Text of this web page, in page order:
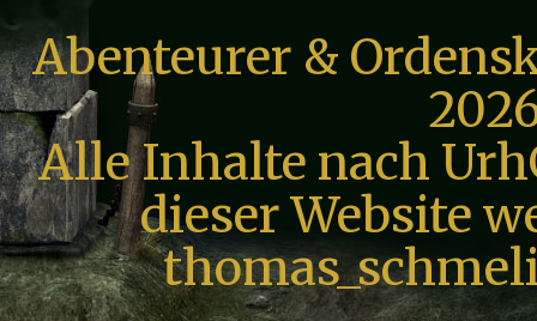
Abenteurer &
Alle Inhalte nach
dieser Website